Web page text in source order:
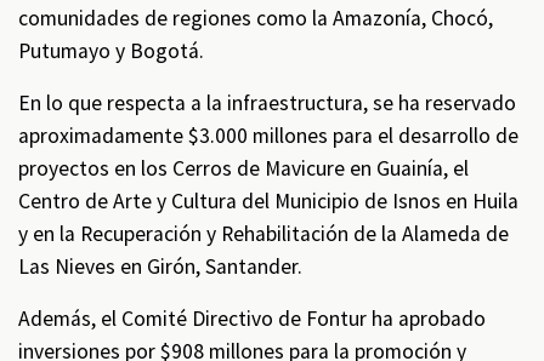
comunidades de regiones como la Amazonía, Chocó,
Putumayo y Bogotá.
En lo que respecta a la infraestructura, se ha reservado
aproximadamente $3.000 millones para el desarrollo de
proyectos en los Cerros de Mavicure en Guainía, el
Centro de Arte y Cultura del Municipio de Isnos en Huila
y en la Recuperación y Rehabilitación de la Alameda de
Las Nieves en Girón, Santander.
Además, el Comité Directivo de Fontur ha aprobado
inversiones por $908 millones para la promoción y